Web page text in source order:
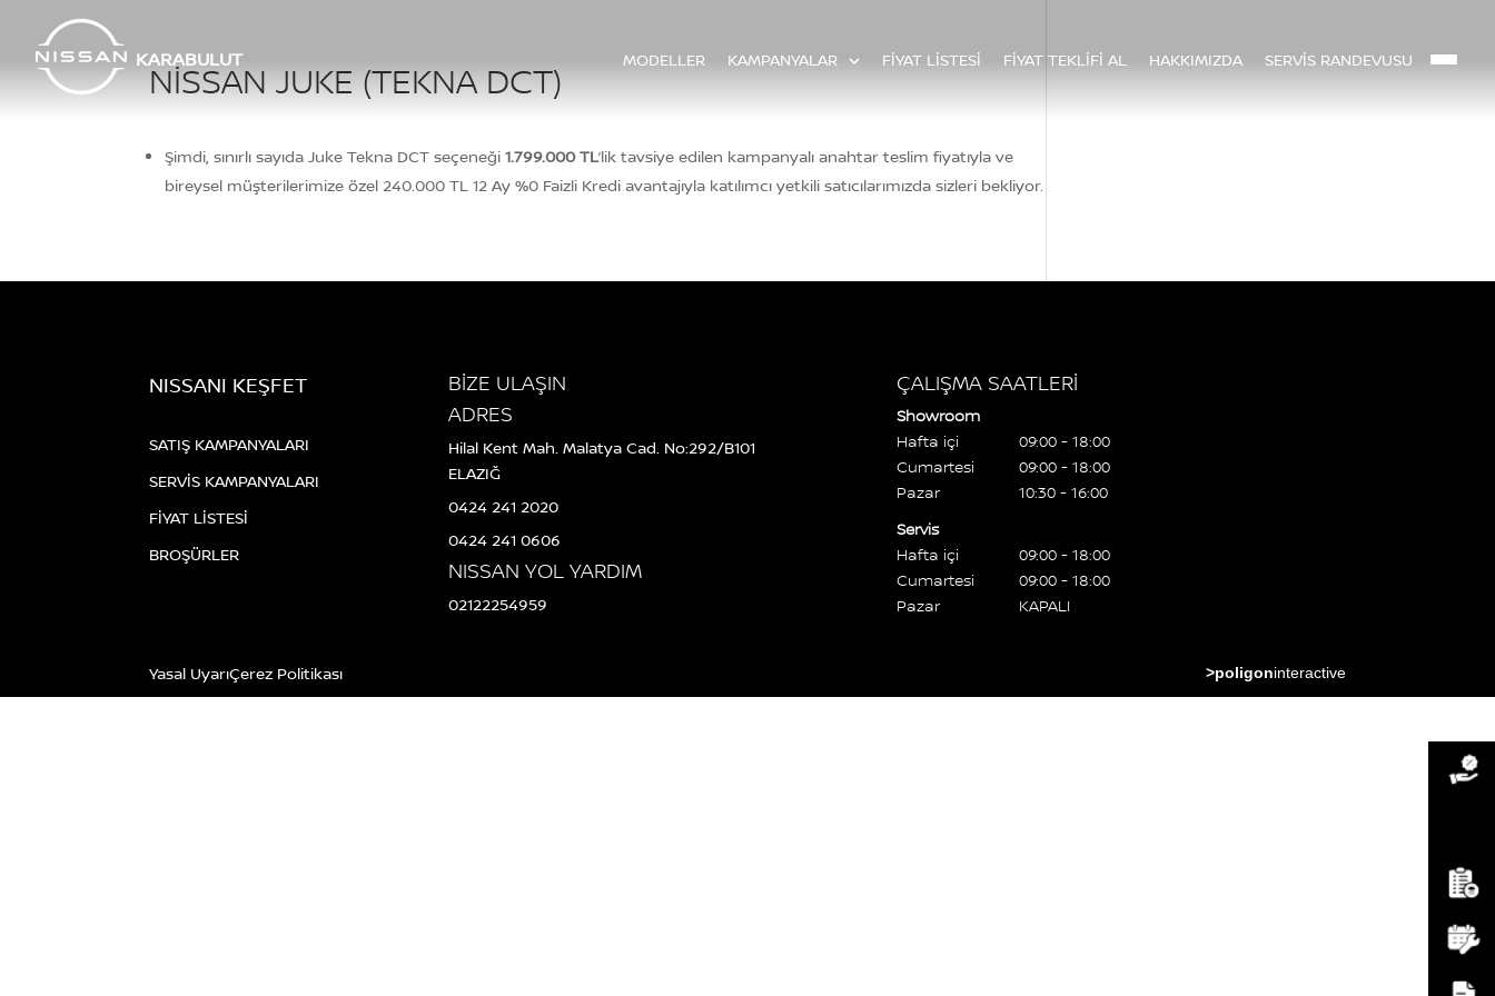
KARABULUT MODELLER KAMPANYALAR FİYAT LİSTESİ FİYAT TEKLİFİ AL HAKKIMIZDA SERVİS RANDEVUSU
NISSAN JUKE (TEKNA DCT)
Şimdi, sınırlı sayıda Juke Tekna DCT seçeneği1.799.000 TL’lik tavsiye edilen kampanyalı anahtar teslim fiyatıyla ve
bireysel müşterilerimize özel 240.000 TL 12 Ay %0 Faizli Kredi avantajıyla katılımcı yetkili satıcılarımızda sizleri bekliyor.
NISSANI KEŞFET
SATIŞ KAMPANYALARI
SERVİS KAMPANYALARI
FİYAT LİSTESİ
BROŞÜRLER
BİZE ULAŞIN
ADRES
Hilal Kent Mah. Malatya Cad. No:292/B101
ELAZIĞ
0424 241 2020
0424 241 0606
NISSAN YOL YARDIM
02122254959
ÇALIŞMA SAATLERİ
Showroom
Hafta içi
09:00 - 18:00
Cumartesi
09:00 - 18:00
Pazar
10:30 - 16:00
Servis
Hafta içi
09:00 - 18:00
Cumartesi
09:00 - 18:00
Pazar
KAPALI
Yasal UyarıÇerez Politikası >poligoninteractive